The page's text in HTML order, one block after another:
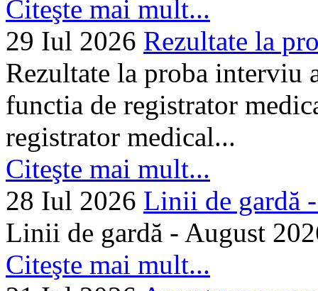
Citeşte mai mult...
29 Iul 2026 Rezultate la
Rezultate la proba interviu
functia de registrator
registrator medical...
Citeşte mai mult...
28 Iul 2026 Linii de gardă
Linii de gardă - August
Citeşte mai mult...